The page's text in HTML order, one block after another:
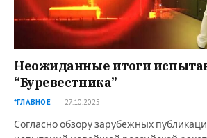
Неожиданные итоги
“Буревестника”
*ГЛАВНОЕ 27.10.2025
Согласно обзору зарубежных